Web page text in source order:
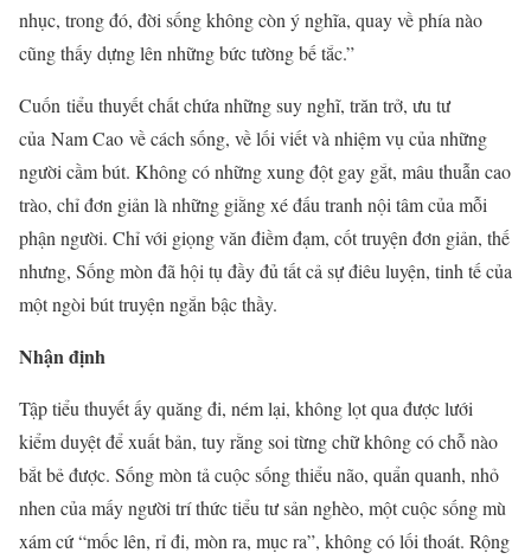
nhục, trong đó, đời sống không còn ý nghĩa, quay về phía nào
cũng thấy dựng lên những bức tường bế tắc.”
Cuốn tiểu thuyết chất chứa những suy nghĩ, trăn trở, ưu tư
của Nam Cao về cách sống, về lối viết và nhiệm vụ của những
người cầm bút. Không có những xung đột gay gắt, mâu thuẫn cao
trào, chỉ đơn giản là những giằng xé đấu tranh nội tâm của mỗi
phận người. Chỉ với giọng văn điềm đạm, cốt truyện đơn giản, thế
nhưng, Sống mòn đã hội tụ đầy đủ tất cả sự điêu luyện, tinh tế của
một ngòi bút truyện ngắn bậc thầy.
Nhận định
Tập tiểu thuyết ấy quăng đi, ném lại, không lọt qua được lưới
kiểm duyệt để xuất bản, tuy rằng soi từng chữ không có chỗ nào
bắt bẻ được. Sống mòn tả cuộc sống thiểu não, quẩn quanh, nhỏ
nhen của mấy người trí thức tiểu tư sản nghèo, một cuộc sống mù
xám cứ “mốc lên, rỉ đi, mòn ra, mục ra”, không có lối thoát. Rộng